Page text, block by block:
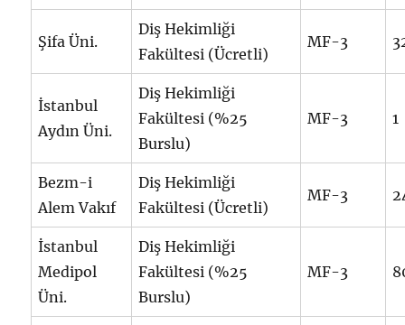
Şifa Üni.
Diş Hekimliği
Fakültesi (Ücretli)
MF-3
İstanbul
Aydın Üni.
Diş Hekimliği
Fakültesi (%25
Burslu)
MF-3 1
Bezm-i
Alem Vakıf
Diş Hekimliği
Fakültesi (Ücretli)
MF-3
İstanbul
Medipol
Üni.
Diş Hekimliği
Fakültesi (%25
Burslu)
MF-3